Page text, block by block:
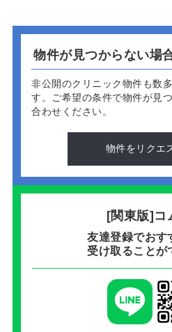
物件が見つからない場
非公開のクリニック物件も数
す。 ご希望の条件で物件が見
合わせください。
物件をリクエ
[関東版]コ
友達登録でおす
受け取ることが